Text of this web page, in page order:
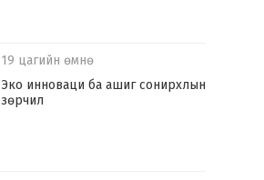
19 цагийн өмнө
Эко инноваци ба ашиг сонирхлын
зөрчил